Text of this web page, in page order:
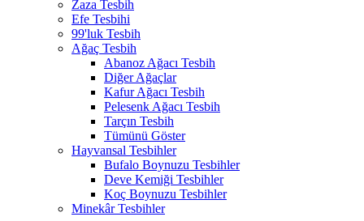
Zaza Tesbih
Efe Tesbihi
99'luk Tesbih
Ağaç Tesbih
Abanoz Ağacı Tesbih
Diğer Ağaçlar
Kafur Ağacı Tesbih
Pelesenk Ağacı Tesbih
Tarçın Tesbih
Tümünü Göster
Hayvansal Tesbihler
Bufalo Boynuzu Tesbihler
Deve Kemiği Tesbihler
Koç Boynuzu Tesbihler
Minekâr Tesbihler